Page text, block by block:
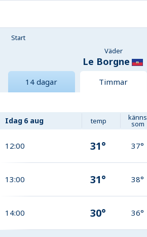
Start
Väder
Le Borgne
14 dagar Timmar
Idag 6 aug temp känns
som
12:00 31° 37°
13:00 31° 38°
14:00 30° 36°